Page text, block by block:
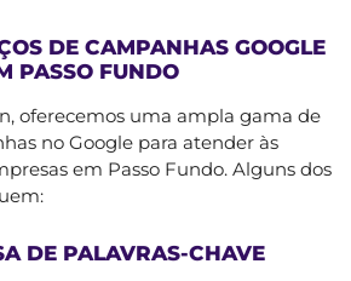
DE CAMPANHAS GOOGLE
PASSO FUNDO
oferecemos uma ampla gama de
no Google para atender às
em Passo Fundo. Alguns dos
DE PALAVRAS-CHAVE